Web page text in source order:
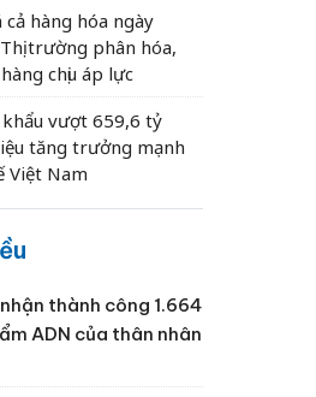
cả hàng hóa ngày
trường phân hóa,
chịu áp lực
vượt 659,6 tỷ
tăng trưởng mạnh
Việt Nam
thành công 1.664
ADN của thân nhân